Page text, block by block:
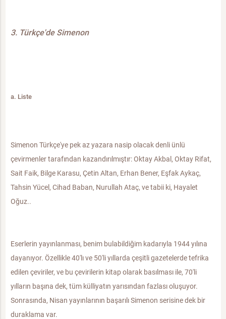
3. Türkçe'de Simenon
a. Liste
Simenon Türkçe'ye pek az yazara nasip olacak denli ünlü
çevirmenler tarafından kazandırılmıştır: Oktay Akbal, Oktay Rifat,
Sait Faik, Bilge Karasu, Çetin Altan, Erhan Bener, Eşfak Aykaç,
Tahsin Yücel, Cihad Baban, Nurullah Ataç, ve tabii ki, Hayalet
Oğuz..
Eserlerin yayınlanması, benim bulabildiğim kadarıyla 1944 yılına
dayanıyor. Özellikle 40'lı ve 50'li yıllarda çeşitli gazetelerde tefrika
edilen çeviriler, ve bu çevirilerin kitap olarak basılması ile, 70'li
yılların başına dek, tüm külliyatın yarısından fazlası oluşuyor.
Sonrasında, Nisan yayınlarının başarılı Simenon serisine dek bir
duraklama var.